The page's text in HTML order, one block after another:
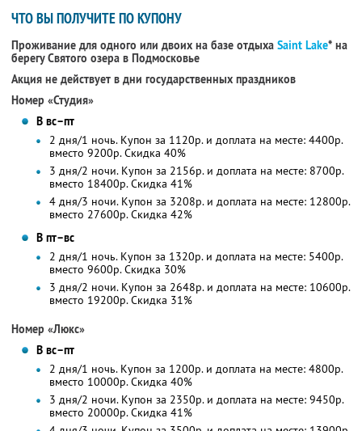
ЧТО ВЫ ПОЛУЧИТЕ ПО КУПОНУ
Проживание для одного или двоих на базе отдыха Saint Lake* на
берегу Святого озера в Подмосковье
Акция не действует в дни государственных праздников
Номер «Студия»
В вс–пт
2 дня/1 ночь. Купон за 1120р. и доплата на месте: 4400р.
вместо 9200р.Скидка 40%
3 дня/2 ночи. Купон за 2156р. и доплата на месте: 8700р.
вместо 18400р. Скидка 41%
4 дня/3 ночи. Купон за 3208р. и доплата на месте: 12800р.
вместо 27600р. Скидка 42%
В пт–вс
2 дня/1 ночь. Купон за 1320р. и доплата на месте: 5400р.
вместо 9600р.Скидка 30%
3 дня/2 ночи. Купон за 2648р. и доплата на месте: 10600р.
вместо 19200р. Скидка 31%
Номер «Люкс»
В вс–пт
2 дня/1 ночь. Купон за 1200р. и доплата на месте: 4800р.
вместо 10000р.Скидка 40%
3 дня/2 ночи. Купон за 2350р. и доплата на месте: 9450р.
вместо 20000р. Скидка 41%